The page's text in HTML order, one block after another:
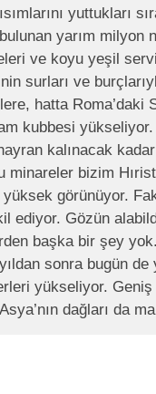
yuttukları
yarım milyon
ve koyu yeşil
surları ve
hatta Roma’daki
kubbesi
kalınacak
minareler bizim
görünüyor.
ediyor. Gözün
başka bir şey
sonra bugün
yükseliyor.
dağları da